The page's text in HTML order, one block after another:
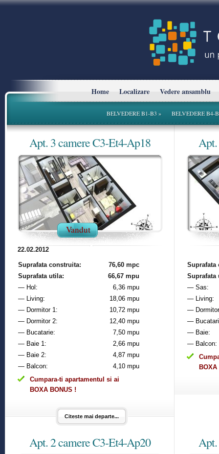
Home Localizare Vedere ansamblu
BELVEDERE B1-B3» BELVEDERE B4-
Apt. 3 camere C3-Et4-Ap18
Vandut
22.02.2012
Suprafata construita:
76,60 mpc
Suprafata utila:
66,67 mpu
— Hol:
6,36 mpu
— Living:
18,06 mpu
— Dormitor 1:
10,72 mpu
— Dormitor 2:
12,40 mpu
— Bucatarie:
7,50 mpu
— Baie 1:
2,66 mpu
— Baie 2:
4,87 mpu
— Balcon:
4,10 mpu
Cumpara-ti apartamentul si ai
BOXA BONUS !
Citeste mai departe...
Suprafata
Suprafata
— Sas:
— Living:
—
—
— Baie:
— Balcon:
BOXA
Apt. 2 camere C3-Et4-Ap20